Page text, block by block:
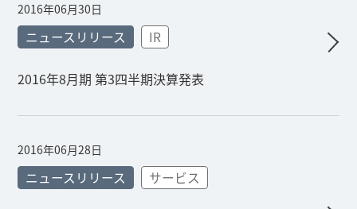
2016年06月30日
ニュースリリース IR
2016年8月期 第3四半期決算発表
2016年06月28日
ニュースリリース サービス